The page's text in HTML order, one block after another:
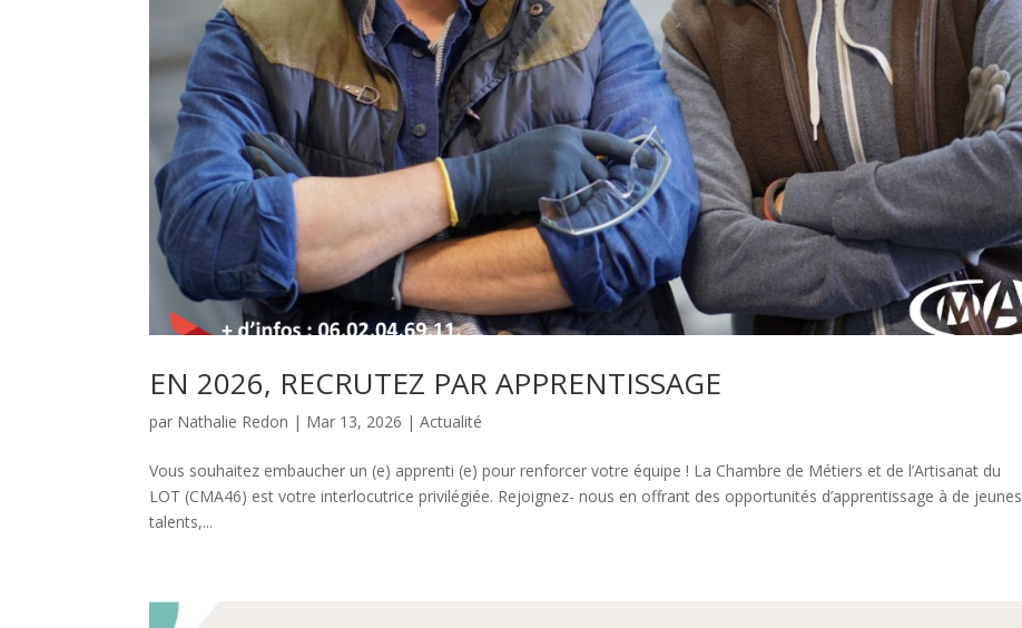
EN 2026, RECRUTEZ PAR APPRENTISSAGE
par Nathalie Redon | Mar 13, 2026 |Actualité
Vous souhaitez embaucher un (e) apprenti (e) pour renforcer votre équipe ! La Chambre de Métiers et de l’Artisanat du
LOT (CMA46) est votre interlocutrice privilégiée. Rejoignez- nous en offrant des opportunités d’apprentissage à de jeunes
talents,...